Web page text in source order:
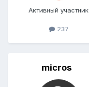
Активный участник
237
micros